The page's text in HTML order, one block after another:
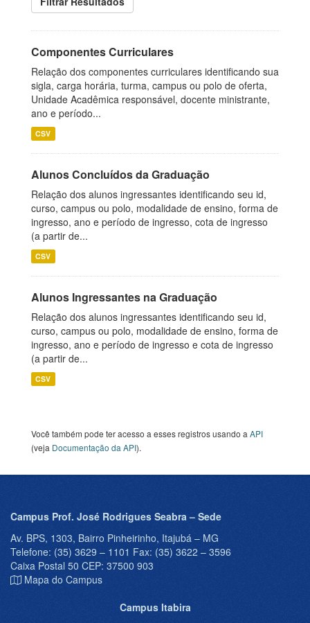
Componentes Curriculares
Relação dos componentes curriculares identificando sua
sigla, carga horária, turma, campus ou polo de oferta,
Unidade Acadêmica responsável, docente ministrante,
ano e período...
CSV
Alunos Concluídos da Graduação
Relação dos alunos ingressantes identificando seu id,
curso, campus ou polo, modalidade de ensino, forma de
ingresso, ano e período de ingresso, cota de ingresso
(a partir de...
CSV
Alunos Ingressantes na Graduação
Relação dos alunos ingressantes identificando seu id,
curso, campus ou polo, modalidade de ensino, forma de
ingresso, ano e período de ingresso e cota de ingresso
(a partir de...
CSV
Você também pode ter acesso a esses registros usando a API
(veja Documentação da API).
Campus Prof. José Rodrigues Seabra – Sede
Av. BPS, 1303, Bairro Pinheirinho, Itajubá – MG
Telefone: (35) 3629 – 1101 Fax: (35) 3622 – 3596
Caixa Postal 50 CEP: 37500 903
Mapa do Campus
Campus Itabira